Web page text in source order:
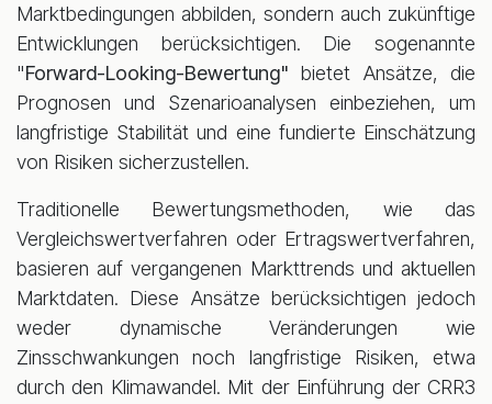
Marktbedingungen abbilden, sondern auch zukünftige
Entwicklungen berücksichtigen. Die sogenannte
"Forward-Looking-Bewertung" bietet Ansätze, die
Prognosen und Szenarioanalysen einbeziehen, um
langfristige Stabilität und eine fundierte Einschätzung
von Risiken sicherzustellen.
Traditionelle Bewertungsmethoden, wie das
Vergleichswertverfahren oder Ertragswertverfahren,
basieren auf vergangenen Markttrends und aktuellen
Marktdaten. Diese Ansätze berücksichtigen jedoch
weder dynamische Veränderungen wie
Zinsschwankungen noch langfristige Risiken, etwa
durch den Klimawandel. Mit der Einführung der CRR3